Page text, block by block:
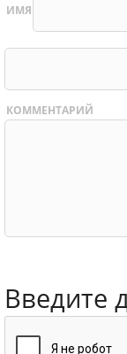
ИМЯ
КОММЕНТАРИЙ
Введите